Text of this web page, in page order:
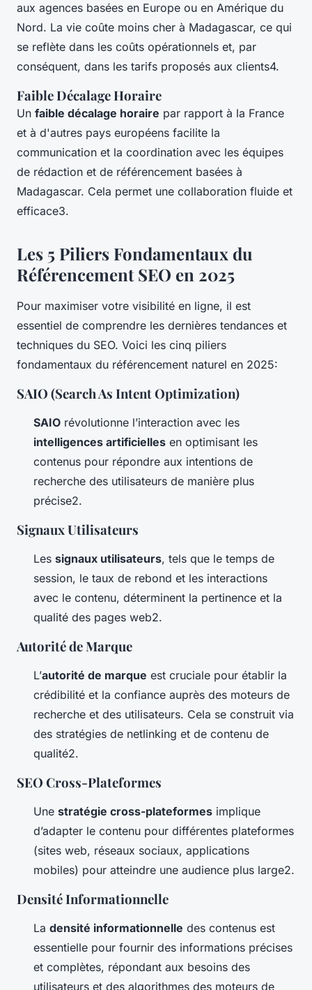
aux agences basées en Europe ou en Amérique du
Nord. La vie coûte moins cher à Madagascar, ce qui
se reflète dans les coûts opérationnels et, par
conséquent, dans les tarifs proposés aux clients4.
Faible Décalage Horaire
Un faible décalage horaire par rapport à la France
et à d'autres pays européens facilite la
communication et la coordination avec les équipes
de rédaction et de référencement basées à
Madagascar. Cela permet une collaboration fluide et
efficace3.
Les 5 Piliers Fondamentaux du
Référencement SEO en 2025
Pour maximiser votre visibilité en ligne, il est
essentiel de comprendre les dernières tendances et
techniques du SEO. Voici les cinq piliers
fondamentaux du référencement naturel en 2025:
SAIO (Search As Intent Optimization)
SAIO révolutionne l’interaction avec les
intelligences artificielles en optimisant les
contenus pour répondre aux intentions de
recherche des utilisateurs de manière plus
précise2.
Signaux Utilisateurs
Les signaux utilisateurs, tels que le temps de
session, le taux de rebond et les interactions
avec le contenu, déterminent la pertinence et la
qualité des pages web2.
Autorité de Marque
L’autorité de marque est cruciale pour établir la
crédibilité et la confiance auprès des moteurs de
recherche et des utilisateurs. Cela se construit via
des stratégies de netlinking et de contenu de
qualité2.
SEO Cross-Plateformes
Une stratégie cross-plateformes implique
d’adapter le contenu pour différentes plateformes
(sites web, réseaux sociaux, applications
mobiles) pour atteindre une audience plus large2.
Densité Informationnelle
La densité informationnelle des contenus est
essentielle pour fournir des informations précises
et complètes, répondant aux besoins des
utilisateurs et des algorithmes des moteurs de